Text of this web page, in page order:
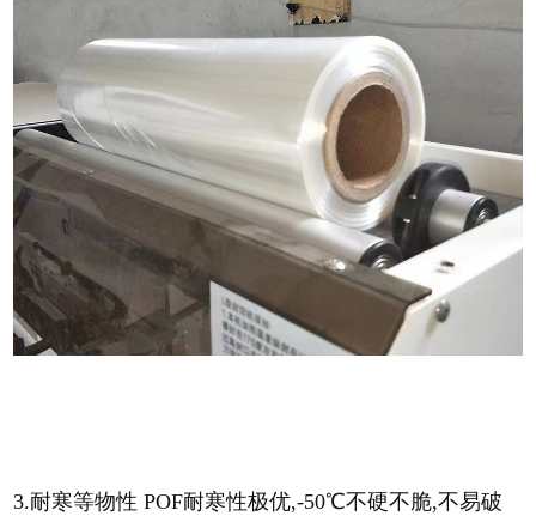
3.耐寒等物性 POF耐寒性极优,-50℃不硬不脆,不易破